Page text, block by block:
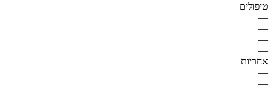
טיפולים
—
—
—
—
אחריות
—
—